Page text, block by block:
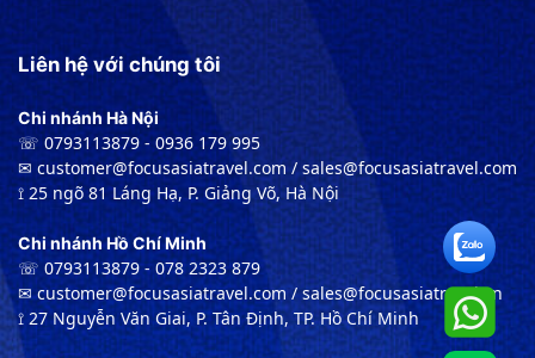
Liên hệ với chúng tôi
Chi nhánh Hà Nội
☏ 0793113879 - 0936 179 995
✉︎ customer@focusasiatravel.com / sales@focusasiatravel.com
⟟ 25 ngõ 81 Láng Hạ, P. Giảng Võ, Hà Nội
Chi nhánh Hồ Chí Minh
☏ 0793113879 - 078 2323 879
✉︎ customer@focusasiatravel.com / sales@focusasiatravel.vn
⟟ 27 Nguyễn Văn Giai, P. Tân Định, TP. Hồ Chí Minh